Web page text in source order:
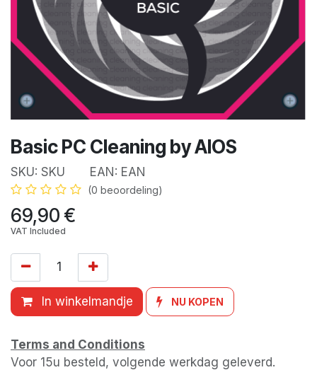
Basic PC Cleaning by AIOS
SKU: SKU EAN: EAN
(0 beoordeling)
69,90€
VAT Included
In winkelmandje NU KOPEN
Terms and Conditions
Voor 15u besteld, volgende werkdag geleverd.